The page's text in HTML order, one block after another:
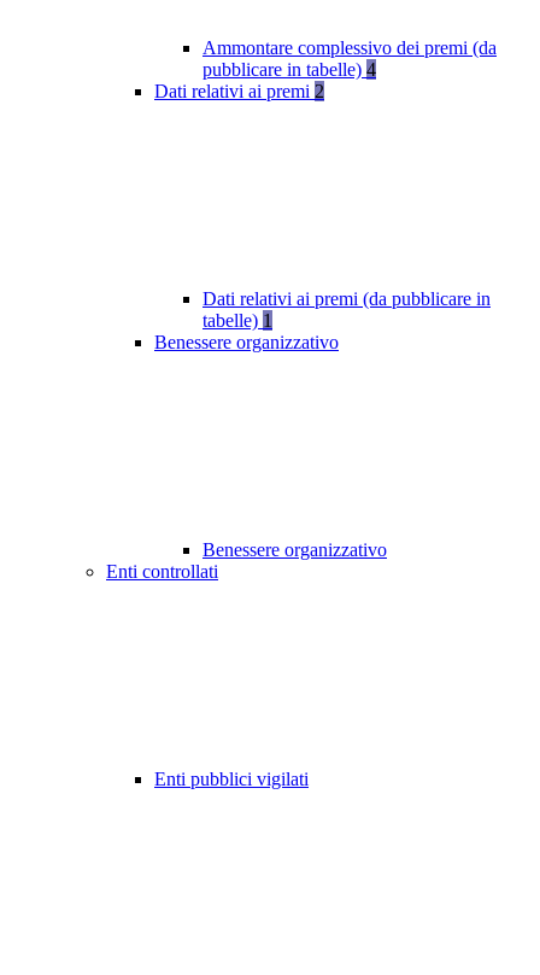
Ammontare complessivo dei premi (da
pubblicare in tabelle) 4
Dati relativi ai premi 2
Dati relativi ai premi (da pubblicare in
tabelle) 1
Benessere organizzativo
Benessere organizzativo
Enti controllati
Enti pubblici vigilati